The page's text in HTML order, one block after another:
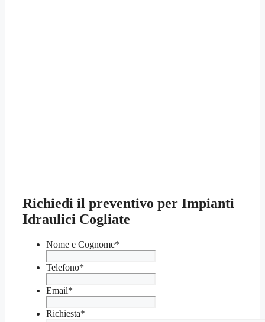
Richiedi il preventivo per Impianti
Idraulici Cogliate
Nome e Cognome*
Telefono*
Email*
Richiesta*